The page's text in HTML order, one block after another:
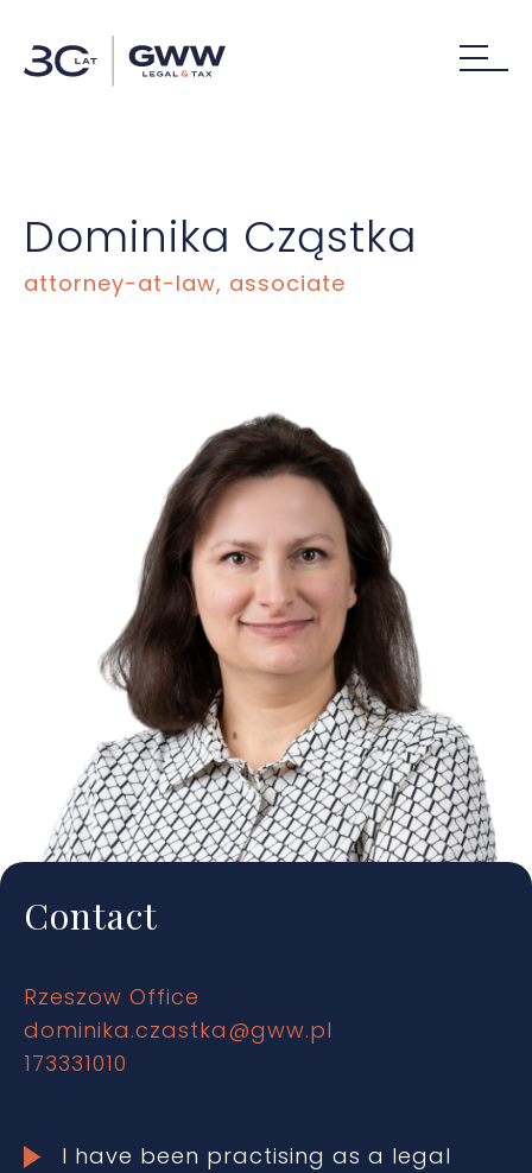
Dominika Cząstka
attorney-at-law, associate
Contact
Rzeszow Office
dominika.czastka@gww.pl
173331010
I have been practising as a legal